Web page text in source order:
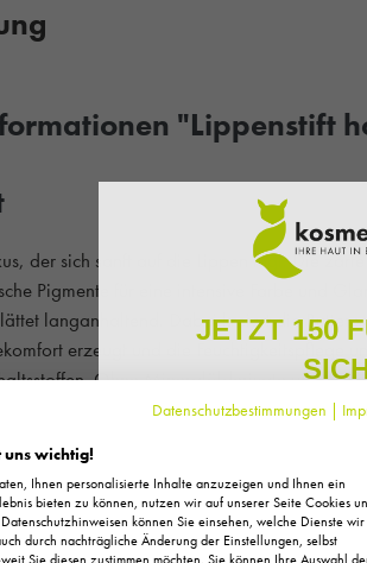
"Lippenstift
der sich sanft auf die Lippen legt. Die
Pigmente für eine intensive Farbe und
langanhaltend. Dabei kreiert die Butter
erzeugt und die Feuchtigkeitspflege
Ohne Mineralölderivate und
BÖRLIND
JETZT 150
Melden Sie sich zu
regelmäßig exklusive
Pflege, neue Produkte
Als kleines Dankeschön für
Ihnen150 Fuchstaler*, die
Einkauf
Datenschutzbestimmungen |
uns wichtig!
Ihnen personalisierte Inhalte anzuzeigen und Ihnen ein
bieten zu können, nutzen wir auf unserer Seite Cookies
können Sie einsehen, welche Dienste wir
durch nachträgliche Änderung der Einstellungen, selbst